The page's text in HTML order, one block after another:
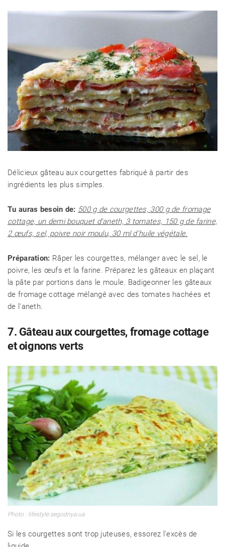
Délicieux gâteau aux courgettes fabriqué à partir des
ingrédients les plus simples.
Tu auras besoin de: 500 g de courgettes, 300 g de fromage
cottage, un demi bouquet d'aneth, 3 tomates, 150 g de farine,
2 œufs, sel, poivre noir moulu, 30 ml d'huile végétale.
Préparation: Râper les courgettes, mélanger avec le sel, le
poivre, les œufs et la farine. Préparez les gâteaux en plaçant
la pâte par portions dans le moule. Badigeonner les gâteaux
de fromage cottage mélangé avec des tomates hachées et
de l'aneth.
7. Gâteau aux courgettes, fromage cottage
et oignons verts
Photo : lifestyle.segodnya.ua
Si les courgettes sont trop juteuses, essorez l'excès de